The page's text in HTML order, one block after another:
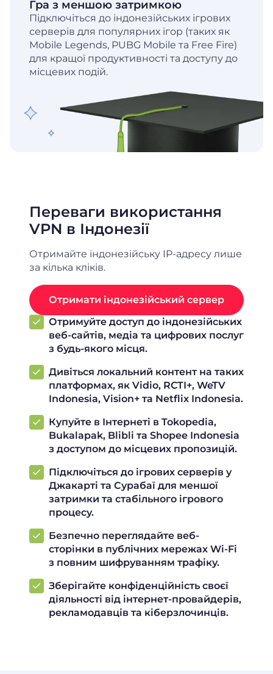
Гра з меншою затримкою
Підключіться до індонезійських ігрових
серверів для популярних ігор (таких як
Mobile Legends, PUBG Mobile та Free Fire)
для кращої продуктивності та доступу до
місцевих подій.
Переваги використання
VPN в Індонезії
Отримайте індонезійську IP-адресу лише
за кілька кліків.
Отримати індонезійський сервер
Отримуйте доступ до індонезійських
веб-сайтів, медіа та цифрових послуг
з будь-якого місця.
Дивіться локальний контент на таких
платформах, як Vidio, RCTI+, WeTV
Indonesia, Vision+ та Netflix Indonesia.
Купуйте в Інтернеті в Tokopedia,
Bukalapak, Blibli та Shopee Indonesia
з доступом до місцевих пропозицій.
Підключіться до ігрових серверів у
Джакарті та Сурабаї для меншої
затримки та стабільного ігрового
процесу.
Безпечно переглядайте веб-
сторінки в публічних мережах Wi-Fi
з повним шифруванням трафіку.
Зберігайте конфіденційність своєї
діяльності від інтернет-провайдерів,
рекламодавців та кіберзлочинців.